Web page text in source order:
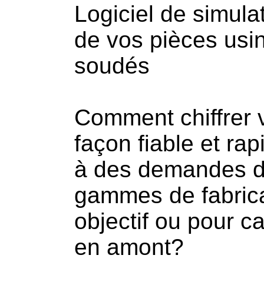
Logiciel de
de vos pièces
soudés
Comment chiffrer
façon fiable et
à des demandes
gammes de
objectif ou pour
en amont?